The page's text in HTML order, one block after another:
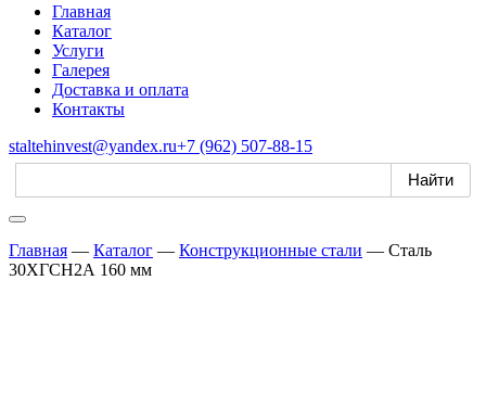
Главная
Каталог
Услуги
Галерея
Доставка и оплата
Контакты
staltehinvest@yandex.ru+7 (962) 507-88-15
Главная — Каталог — Конструкционные стали — Сталь
30ХГСН2А 160 мм